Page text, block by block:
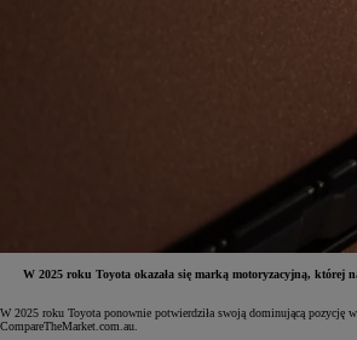
W 2025 roku Toyota okazała się marką motoryzacyjną, której
W 2025 roku Toyota ponownie potwierdziła swoją dominującą pozycję
CompareTheMarket.com.au.